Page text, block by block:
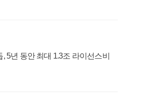
5년 동안 최대 1.3조 라이선스비